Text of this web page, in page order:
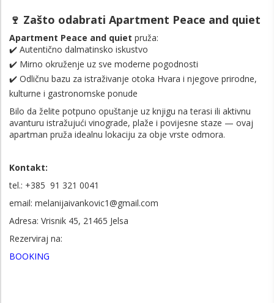
🍷 Zašto odabrati Apartment Peace and quiet
Apartment Peace and quiet pruža:
✔️ Autentično dalmatinsko iskustvo
✔️ Mirno okruženje uz sve moderne pogodnosti
✔️ Odličnu bazu za istraživanje otoka Hvara i njegove prirodne,
kulturne i gastronomske ponude
Bilo da želite potpuno opuštanje uz knjigu na terasi ili aktivnu
avanturu istražujući vinograde, plaže i povijesne staze — ovaj
apartman pruža idealnu lokaciju za obje vrste odmora.
Kontakt:
tel.: +385 91 321 0041
email: melanijaivankovic1@gmail.com
Adresa: Vrisnik 45, 21465 Jelsa
Rezerviraj na:
BOOKING